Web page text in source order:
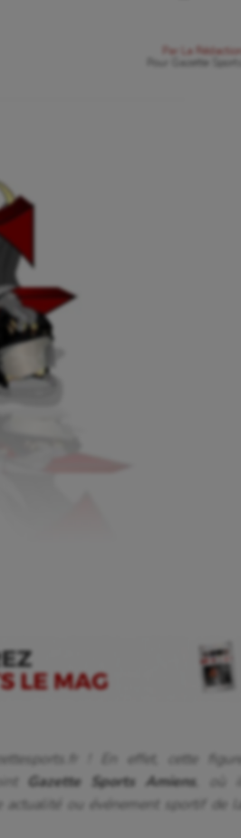
Par
La Rédaction
Gazette Sports
! En effet, cette figure
Gazette Sports Amiens, où il
actualité ou événement sportif de